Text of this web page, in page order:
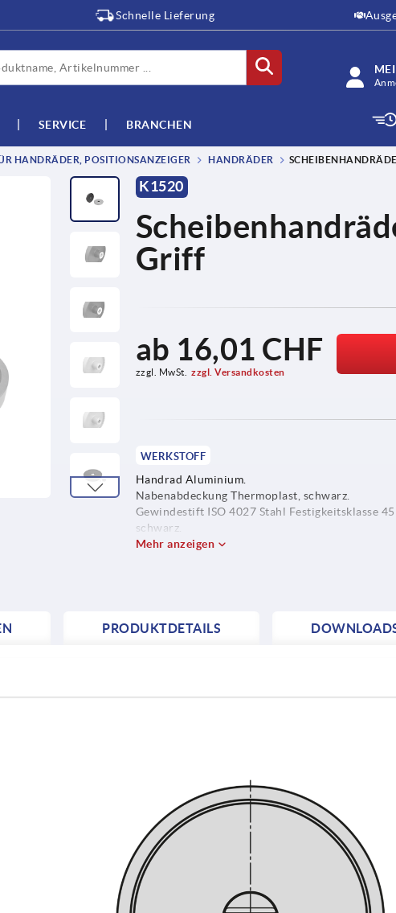
Schnelle Lieferung
SERVICE BRANCHEN
HANDRÄDER, POSITIONSANZEIGER HANDRÄDER
K1520
Griff
ab 16,01 CHF
zzgl. MwSt. zzgl. Versandkosten
WERKSTOFF
Handrad Aluminium.
Nabenabdeckung Thermoplast, schwarz.
Gewindestift ISO 4027 Stahl Festigkeitsklasse 45
schwarz.
Mehr anzeigen
PRODUKTDETAILS